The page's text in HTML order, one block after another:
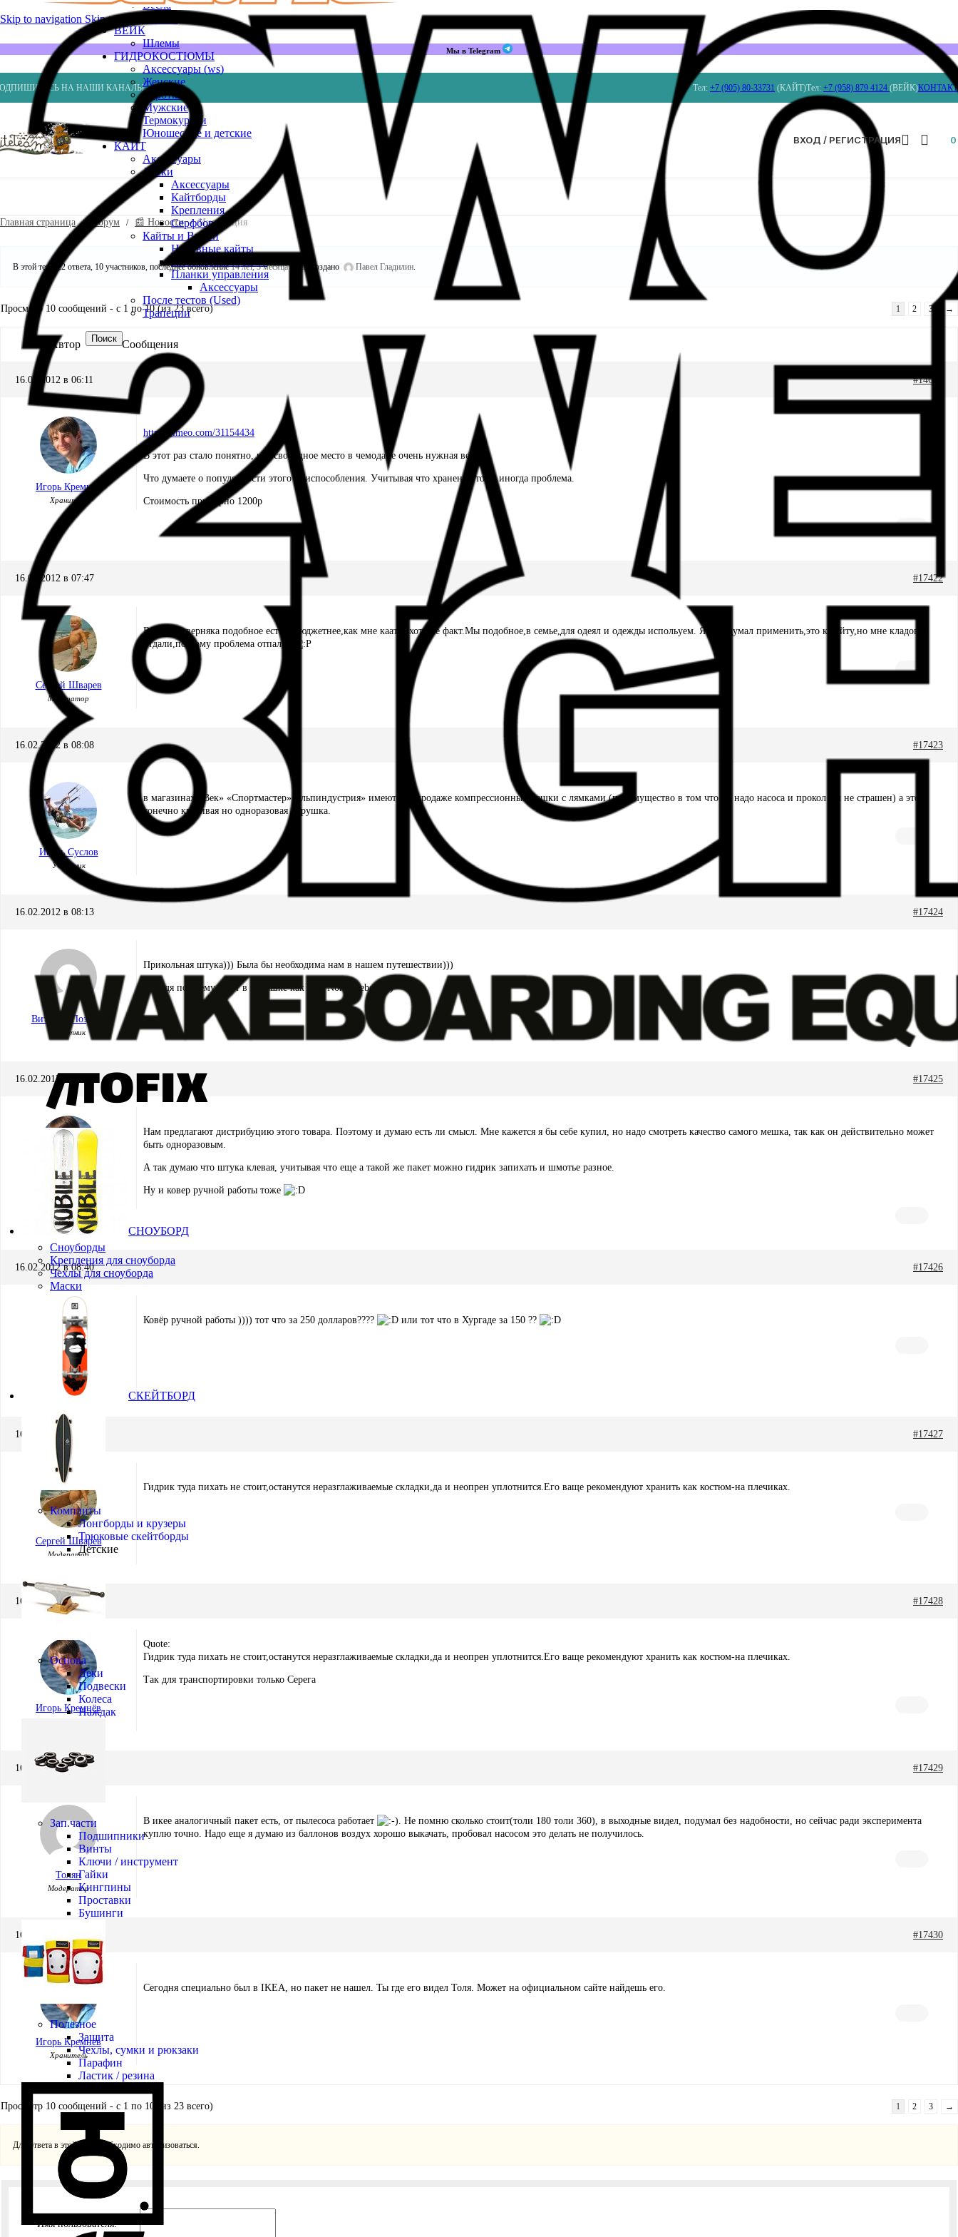
Skip to navigation Skip to main content
Мы в Telegram
НА НАШИ КАНАЛЫ Тел: +7 (905) 80-33731 (КАЙТ)Тел: +7 (958) 879 4124 (ВЕЙК)
Весла
ВЕЙК
Шлемы
ГИДРОКОСТЮМЫ
Аксессуары (ws)
Женские
Короткие
Мужские
Термокуртки
Юношеские и детские
КАЙТ
Аксессуары
Доски
Аксессуары
Кайтборды
Крепления
Серфборды
Кайты и Винги
Надувные кайты
Планки управления
Аксессуары
После тестов (Used)
Трапеции
Поиск
ВХОД / РЕГИСТРАЦИЯ 0
СНОУБОРД
Сноуборды
Крепления для сноуборда
Чехлы для сноуборда
Маски
СКЕЙТБОРД
Комплиты
Лонгборды и крузеры
Трюковые скейтборды
Детские
Основа
Деки
Подвески
Колеса
Наждак
Зап.части
Подшипники
Винты
Ключи / инструмент
Гайки
Кингпины
Проставки
Бушинги
Полезное
Защита
Чехлы, сумки и рюкзаки
Парафин
Ластик / резина
Главная страница Форум 📰 Новости Инновация
В этой теме 22 ответа, 10 участников, последнее обновление14 лет, 3 месяца назад создано Павел Гладилин.
Просмотр 10 сообщений - с 1 по 10 (из 23 всего) 1 2 3 →
Автор Сообщения
16.02.2012 в 06:11 #14675
Игорь Кремнёв
Хранитель
http://vimeo.com/31154434
В этот раз стало понятно, что свободное место в чемодане очень нужная весчь!
Что думаете о популярности этого приспособления. Учитывая что хранение тоже иногда проблема.
Стоимость примерно 1200р
16.02.2012 в 07:47 #17422
Сергей Шварев
Модератор
В Икее наверняка подобное есть,и бюджетнее,как мне каатся,хотя не факт.Мы подобное,в семье,для одеял и одежды испольуем. Я уже думал применить,это к кайту,но мне кладовку
отдали,поэтому проблема отпала.
16.02.2012 в 08:08 #17423
Игорь Суслов
Участник
в магазинах «Век» «Спортмастер»»альпиндустрия» имеются в продаже компрессионные мешки с лямками (преимущество в том что не надо насоса и прокол им не страшен) а это
конечно красивая но одноразовая игрушка.
16.02.2012 в 08:13 #17424
Виталий Поздеев
Участник
Прикольная штука))) Была бы необходима нам в нашем путешествии)))
И, судя по всему, кайт в видяшке как мой North Rebel ))))
16.02.2012 в 08:19 #17425
Игорь Кремнёв
Хранитель
Нам предлагают дистрибуцию этого товара. Поэтому и думаю есть ли смысл. Мне кажется я бы себе купил, но надо смотреть качество самого мешка, так как он действительно может
быть одноразовым.
А так думаю что штука клевая, учитывая что еще а такой же пакет можно гидрик запихать и шмотье разное.
Ну и ковер ручной работы тоже
16.02.2012 в 08:40 #17426
Виталий Поздеев
Участник
Ковёр ручной работы )))) тот что за 250 долларов???? или тот что в Хургаде за 150 ??
16.02.2012 в 09:50 #17427
Сергей Шварев
Модератор
Гидрик туда пихать не стоит,останутся неразглаживаемые складки,да и неопрен уплотнится.Его ваще рекомендуют хранить как костюм-на плечиках.
16.02.2012 в 12:14 #17428
Игорь Кремнёв
Quote:
Гидрик туда пихать не стоит,останутся неразглаживаемые складки,да и неопрен уплотнится.Его ваще рекомендуют хранить как костюм-на плечиках.
Так для транспортировки только Серега
16.02.2012 в 13:21 #17429
Толян
Модератор
В икее аналогичный пакет есть, от пылесоса работает
. Не помню сколько стоит(толи 180 толи 360), в выходные видел, подумал без надобности, но сейчас ради эксперимента
куплю точно. Надо еще я думаю из баллонов воздух хорошо выкачать, пробовал насосом это делать не получилось.
16.02.2012 в 16:42 #17430
Игорь Кремнёв
Хранитель
Сегодня специально был в IKEA, но пакет не нашел. Ты где его видел Толя. Может на официальном сайте найдешь его.
Просмотр 10 сообщений - с 1 по 10 (из 23 всего) 1 2 3 →
Для ответа в этой теме необходимо авторизоваться.
Имя пользователя: